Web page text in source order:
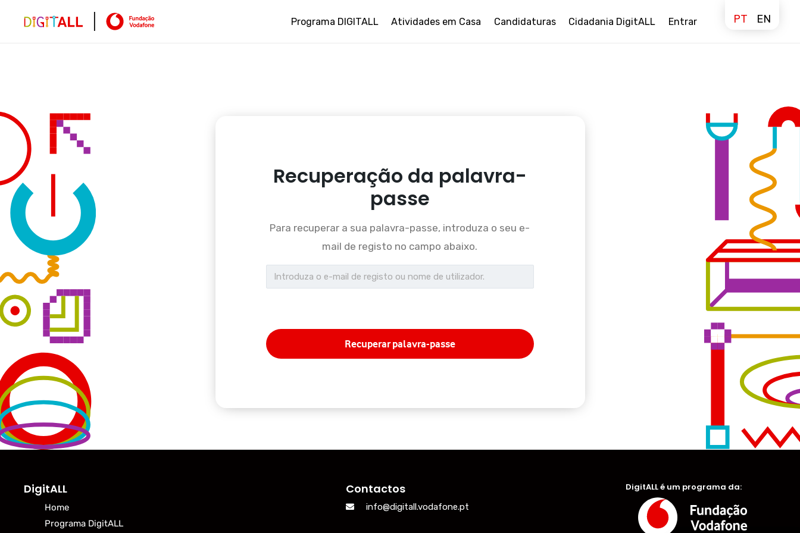
Programa DIGITALL Atividades em Casa Candidaturas Cidadania DigitALL Entrar PT EN
Recuperação da palavra-
passe
Para recuperar a sua palavra-passe, introduza o seu e-
mail de registo no campo abaixo.
DigitALL
Home
Programa DigitALL
Contactos
info@digitall.vodafone.pt
DigitALL é um programa da: